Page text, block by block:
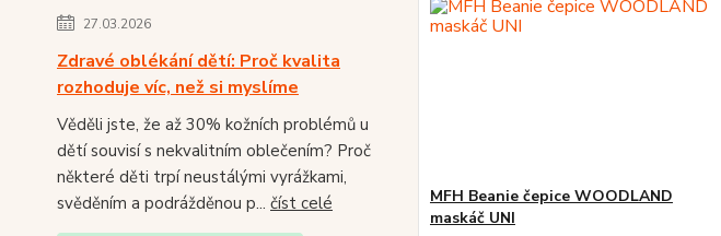
27.03.2026
Zdravé oblékání dětí: Proč kvalita
rozhoduje víc, než si myslíme
Věděli jste, že až 30% kožních problémů u
dětí souvisí s nekvalitním oblečením? Proč
některé děti trpí neustálými vyrážkami,
svěděním a podrážděnou p... číst celé
MFH Beanie čepice WOODLAND
maskáč UNI